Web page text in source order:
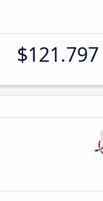
$121.797